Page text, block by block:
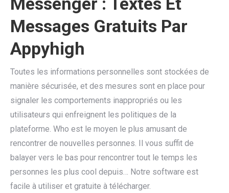
Messages Gratuits Par
Appyhigh
Toutes les informations personnelles sont stockées de
manière sécurisée, et des mesures sont en place pour
signaler les comportements inappropriés ou les
utilisateurs qui enfreignent les politiques de la
plateforme. Who est le moyen le plus amusant de
rencontrer de nouvelles personnes. Il vous suffit de
balayer vers le bas pour rencontrer tout le temps les
personnes les plus cool depuis… Notre software est
facile à utiliser et gratuite à télécharger.